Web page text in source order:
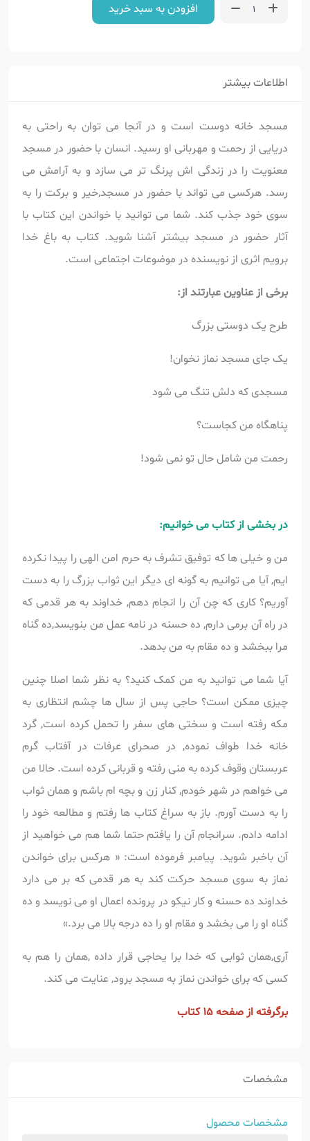
افزودن به سبد خرید
اطلاعات بیشتر
مسجد خانه دوست است و در آنجا می توان به راحتی به
دریایی از رحمت و مهربانی او رسید. انسان با حضور در مسجد
معنویت را در زندگی اش پرنگ تر می سازد و به آرامش می
رسد. هرکسی می تواند با حضور در مسجد,خیر و برکت را به
سوی خود جذب کند. شما می توانید با خواندن این کتاب با
آثار حضور در مسجد بیشتر آشنا شوید. کتاب به باغ خدا
برویم اثری از نویسنده در موضوعات اجتماعی است.
برخی از عناوین عبارتند از:
طرح یک دوستی بزرگ
یک جای مسجد نماز نخوان!
مسجدی که دلش تنگ می شود
پناهگاه من کجاست؟
رحمت من شامل حال تو نمی شود!
در بخشی از کتاب می خوانیم:
من و خیلی ها که توفیق تشرف به حرم امن الهی را پیدا نکرده
ایم, آیا می توانیم به گونه ای دیگر این ثواب بزرگ را به دست
آوریم؟ کاری که چن آن را انجام دهم, خداوند به هر قدمی که
در راه آن برمی دارم, ده حسنه در نامه عمل من بنویسد,ده گناه
مرا ببخشد و ده مقام به من بدهد.
آیا شما می توانید به من کمک کنید؟ به نظر شما اصلا چنین
چیزی ممکن است؟ حاجی پس از سال ها چشم انتظاری به
مکه رفته است و سختی های سفر را تحمل کرده است, گرد
خانه خدا طواف نموده, در صحرای عرفات در آفتاب گرم
عربستان وقوف کرده به منی رفته و قربانی کرده است. حالا من
می خواهم در شهر خودم, کنار زن و بچه ام باشم و همان ثواب
را به دست آورم. باز به سراغ کتاب ها رفتم و مطالعه خود را
ادامه دادم. سرانجام آن را یافتم حتما شما هم می خواهید از
آن باخبر شوید. پیامبر فرموده است: « هرکس برای خواندن
نماز به سوی مسجد حرکت کند به هر قدمی که بر می دارد
خداوند ده حسنه و کار نیکو در پرونده اعمال او می نویسد و ده
گناه او را می بخشد و مقام او را ده درجه بالا می برد.»
آری,همان ثوابی که خدا برا یحاجی قرار داده ,همان را هم به
کسی که برای خواندن نماز به مسجد برود, عنایت می کند.
برگرفته از صفحه 15 کتاب
مشخصات
مشخصات محصول